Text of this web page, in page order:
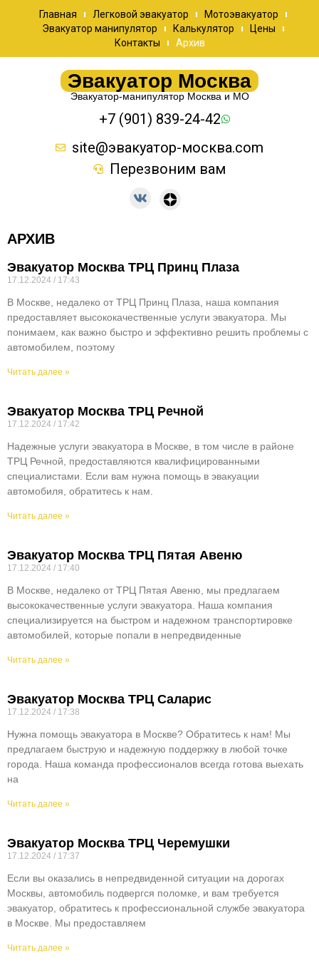
Главная Легковой эвакуатор
Мотоэвакуатор
Эвакуатор манипулятор
Калькулятор
Цены
Контакты
Архив
Эвакуатор Москва
Эвакуатор-манипулятор Москва и МО
+7 (901) 839-24-42
site@эвакуатор-москва.com
Перезвоним вам
АРХИВ
Эвакуатор Москва ТРЦ Принц Плаза
17.12.2024 17:43
В Москве, недалеко от ТРЦ Принц Плаза, наша компания
предоставляет высококачественные услуги эвакуатора. Мы
понимаем, как важно быстро и эффективно решить проблемы с
автомобилем, поэтому
Читать далее »
Эвакуатор Москва ТРЦ Речной
17.12.2024 17:42
Надежные услуги эвакуатора в Москве, в том числе в районе
ТРЦ Речной, предоставляются квалифицированными
специалистами. Если вам нужна помощь в эвакуации
автомобиля, обратитесь к нам.
Читать далее »
Эвакуатор Москва ТРЦ Пятая Авеню
17.12.2024 17:40
В Москве, недалеко от ТРЦ Пятая Авеню, мы предлагаем
высококачественные услуги эвакуатора. Наша компания
специализируется на быстром и надежном транспортировке
автомобилей, которые попали в непредвиденные
Читать далее »
Эвакуатор Москва ТРЦ Саларис
17.12.2024 17:38
Нужна помощь эвакуатора в Москве? Обратитесь к нам! Мы
предлагаем быструю и надежную поддержку в любой точке
города. Наша команда профессионалов всегда готова выехать
на
Читать далее »
Эвакуатор Москва ТРЦ Черемушки
17.12.2024 17:37
Если вы оказались в непредвиденной ситуации на дорогах
Москвы, автомобиль подвергся поломке, и вам требуется
эвакуатор, обратитесь к профессиональной службе эвакуатора
в Москве. Мы предоставляем
Читать далее »